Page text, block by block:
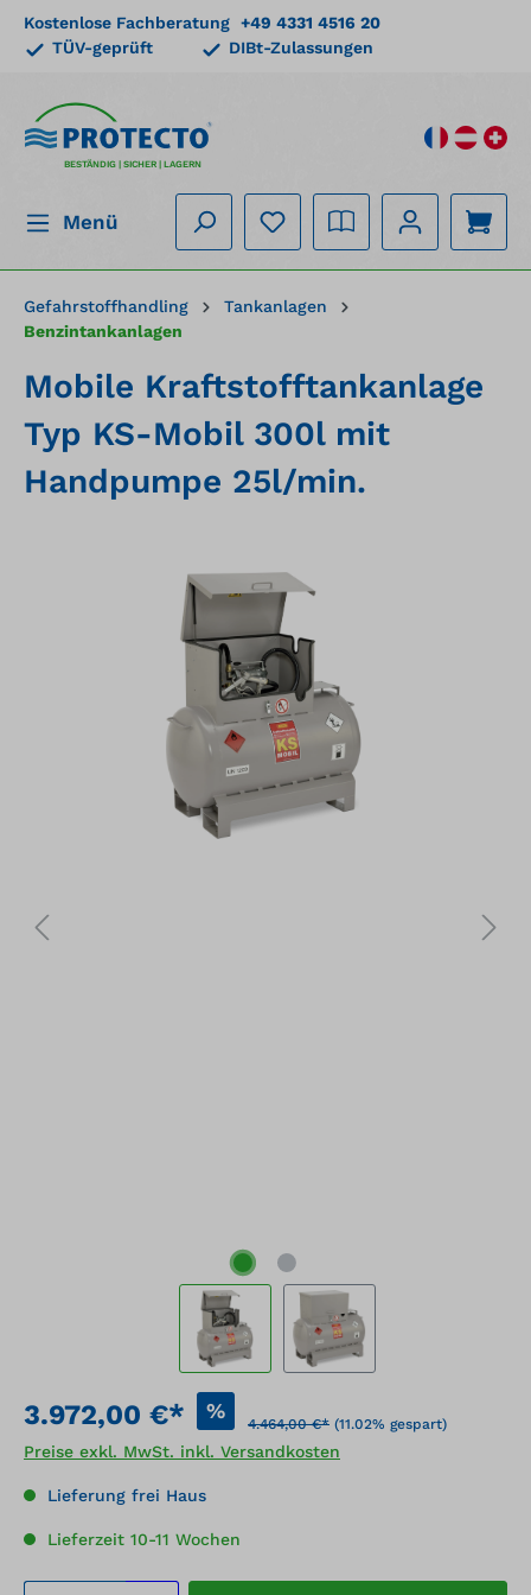
springen
Kostenlose Fachberatung +49 4331 4516 20
TÜV-geprüft
DIBt-Zulassungen
BESTÄNDIG | SICHER | LAGERN
Menü
Gefahrstoffhandling
Tankanlagen
Benzintankanlagen
Mobile Kraftstofftankanlage
Typ KS-Mobil 300l mit
Handpumpe 25l/min.
Bildergalerie überspringen
3.972,00 €* %
4.464,00 €* (11.02% gespart)
Preise exkl. MwSt. inkl. Versandkosten
Lieferung frei Haus
Lieferzeit 10-11 Wochen